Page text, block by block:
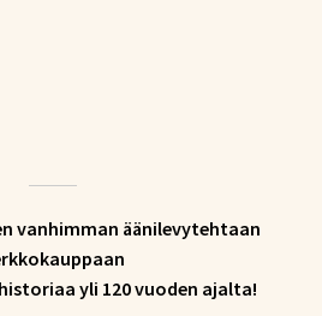
vanhimman äänilevytehtaan
yli 120 vuoden ajalta!